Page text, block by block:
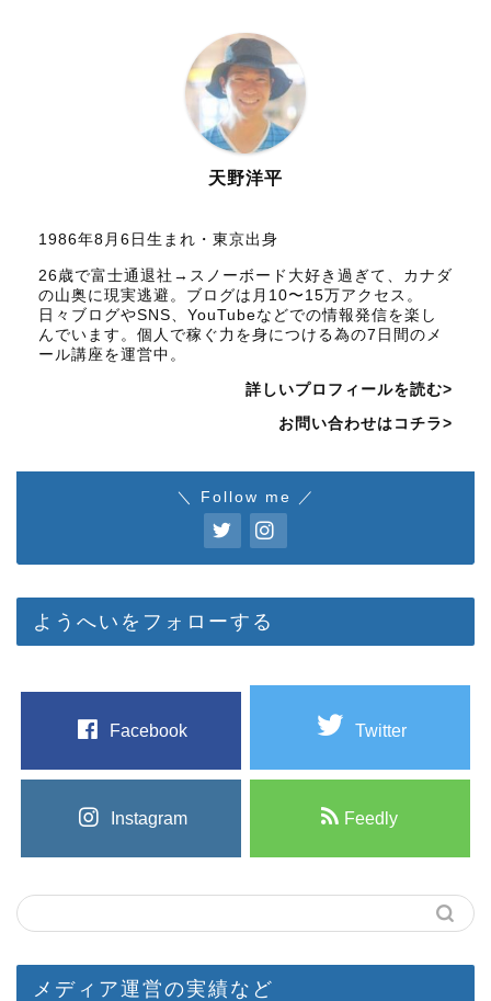
天野洋平
1986年8月6日生まれ・東京出身
26歳で富士通退社→スノーボード大好き過ぎて、カナダ
の山奥に現実逃避。ブログは月10〜15万アクセス。
日々ブログやSNS、YouTubeなどでの情報発信を楽し
んでいます。個人で稼ぐ力を身につける為の7日間のメ
ール講座を運営中。
詳しいプロフィールを読む>
お問い合わせはコチラ>
＼ Follow me ／
ようへいをフォローする
Facebook Twitter
Instagram Feedly
メディア運営の実績など